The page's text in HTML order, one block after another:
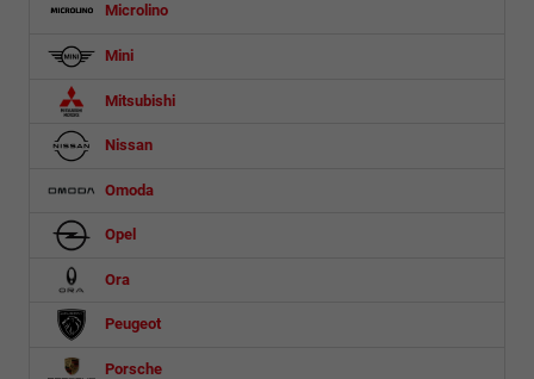
Microlino
Mini
Mitsubishi
Nissan
Omoda
Opel
Ora
Peugeot
Porsche